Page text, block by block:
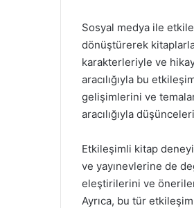
Sosyal medya ile
dönüştürerek
karakterleriyle ve
aracılığıyla bu
gelişimlerini ve
aracılığıyla
Etkileşimli kitap
ve yayınevlerine de
eleştirilerini ve
Ayrıca, bu tür